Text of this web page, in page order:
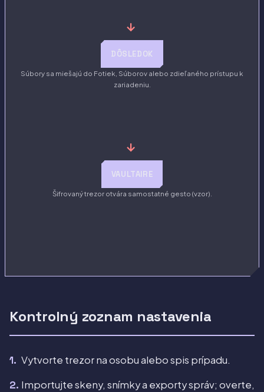
→
DÔSLEDOK
Súbory sa miešajú do Fotiek, Súborov alebo zdieľaného prístupu k
zariadeniu.
→
VAULTAIRE
Šifrovaný trezor otvára samostatné gesto (vzor).
Kontrolný zoznam nastavenia
Vytvorte trezor na osobu alebo spis prípadu.
Importujte skeny, snímky a exporty správ; overte,